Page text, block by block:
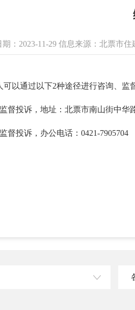
期：2023-11-29 信息来源：北票市
可以通过以下2种途径进行咨询、监
督投诉，地址：北票市南山街中华
督投诉，办公电话：0421-7905704